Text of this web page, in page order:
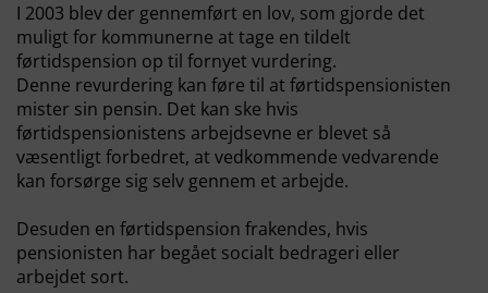
I 2003 blev der gennemført en lov, som gjorde det
muligt for kommunerne at tage en tildelt
førtidspension op til fornyet vurdering.
Denne revurdering kan føre til at førtidspensionisten
mister sin pensin. Det kan ske hvis
førtidspensionistens arbejdsevne er blevet så
væsentligt forbedret, at vedkommende vedvarende
kan forsørge sig selv gennem et arbejde.
Desuden en førtidspension frakendes, hvis
pensionisten har begået socialt bedrageri eller
arbejdet sort.